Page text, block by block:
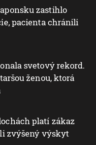
zastihlo
pacienta chránili
svetový rekord.
ženou, ktorá
platí zákaz
zvýšený výskyt